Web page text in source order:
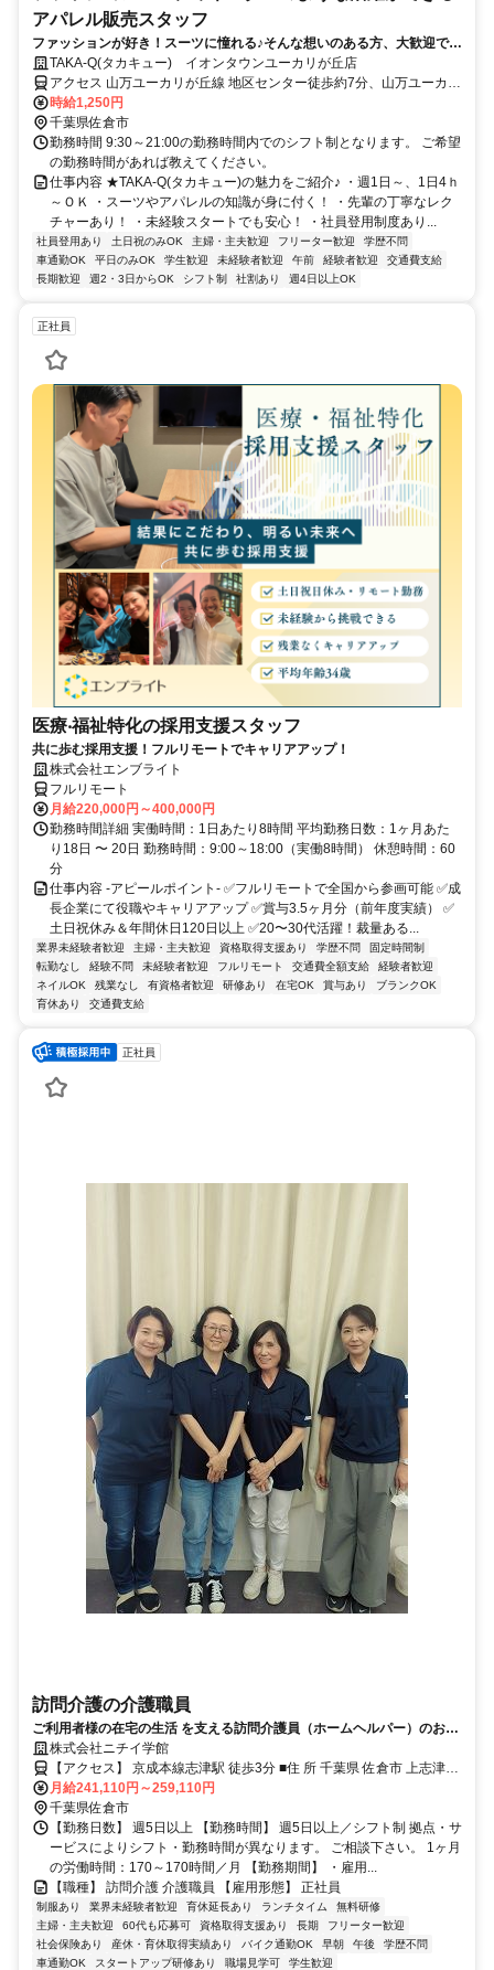
アパレル販売スタッフ
ファッションが好き！スーツに憧れる♪そんな想いのある方、大歓迎で
す！★あなたのセンスをちょっぴり付け加えて、お客様へご提案◎好き
を仕事にしてみませんか★週1日～、1日4ｈ～OK★接客販売が未経験の
方も多数活躍中◎アルバイトでも待遇充実♪社割あり／社員登用あり
TAKA-Q(タカキュー) イオンタウンユーカリが丘店
アクセス 山万ユーカリが丘線 地区センター徒歩約7分、山万ユーカリ
が丘線 公園徒歩約11分、山万ユーカリが丘線 井野（千葉県）徒歩約
11分 京成本線［ユーカリが丘駅］より徒歩約12分 山万ユーカリが丘
線［地区センター駅］より徒歩約7分
時給1,250円
千葉県佐倉市
勤務時間 9:30～21:00の勤務時間内でのシフト制となります。 ご希望
の勤務時間があれば教えてください。
仕事内容 ★TAKA-Q(タカキュー)の魅力をご紹介♪ ・週1日～、1日4ｈ
～ＯＫ ・スーツやアパレルの知識が身に付く！ ・先輩の丁寧なレク
チャーあり！ ・未経験スタートでも安心！ ・社員登用制度あり...
社員登用あり 土日祝のみOK 主婦・主夫歓迎 フリーター歓迎
学歴不問
車通勤OK
平日のみOK 学生歓迎 未経験者歓迎 午前 経験者歓迎
交通費支給
長期歓迎
週2・3日からOK シフト制 社割あり 週4日以上OK
正社員
医療‧福祉特化の採用支援スタッフ
共に歩む採用支援！フルリモートでキャリアアップ！
株式会社エンブライト
フルリモート
月給220,000円～400,000円
勤務時間詳細 実働時間：1日あたり8時間 平均勤務日数：1ヶ月あた
り18日 〜 20日 勤務時間：9:00～18:00（実働8時間） 休憩時間：60
分
仕事内容 -アピールポイント- ✅フルリモートで全国から参画可能 ✅成
長企業にて役職やキャリアアップ ✅賞与3.5ヶ月分（前年度実績） ✅
土日祝休み＆年間休日120日以上 ✅20〜30代活躍！裁量ある...
業界未経験者歓迎 主婦・主夫歓迎 資格取得支援あり 学歴不問
固定時間制
転勤なし
経験不問 未経験者歓迎 フルリモート 交通費全額支給
経験者歓迎
ネイルOK
残業なし 有資格者歓迎 研修あり 在宅OK 賞与あり
ブランクOK
育休あり
交通費支給
正社員
訪問介護の介護職員
ご利用者様の在宅の生活 を支える訪問介護員（ホームヘルパー）のお仕
事です。
株式会社ニチイ学館
【アクセス】 京成本線志津駅 徒歩3分 ■住 所 千葉県 佐倉市 上志津
1665大塚ﾋﾞﾙ2階201号 ■アクセス 京成本線志津駅 徒歩3分
月給241,110円～259,110円
千葉県佐倉市
【勤務日数】 週5日以上 【勤務時間】 週5日以上／シフト制 拠点・サ
ービスによりシフト・勤務時間が異なります。 ご相談下さい。 1ヶ月
の労働時間：170～170時間／月 【勤務期間】 ・雇用...
【職種】 訪問介護 介護職員 【雇用形態】 正社員
制服あり 業界未経験者歓迎 育休延長あり ランチタイム
無料研修
主婦・主夫歓迎
60代も応募可 資格取得支援あり 長期
フリーター歓迎
社会保険あり
産休・育休取得実績あり バイク通勤OK 早朝 午後
学歴不問
車通勤OK
スタートアップ研修あり 職場見学可 学生歓迎